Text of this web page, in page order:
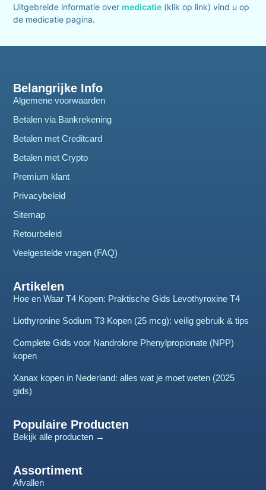
Uitgebreide informatie overmedicatie (klik op link) vind u op
de medicatie pagina.
Belangrijke Info
Algemene voorwaarden
Betalen via Bankrekening
Betalen met Creditcard
Betalen met Crypto
Premium klant
Privacybeleid
Sitemap
Retourbeleid
Veelgestelde vragen (FAQ)
Artikelen
Hoe en Waar T4 Kopen: Praktische Gids Levothyroxine T4
Liothyronine Sodium T3 Kopen (25 mcg): veilig gebruik & tips
Complete Gids voor Nandrolone Phenylpropionate (NPP)
kopen
Xanax kopen in Nederland: alles wat je moet weten (2025
gids)
Populaire Producten
Bekijk alle producten →
Assortiment
Afvallen